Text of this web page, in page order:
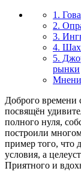
1.
2.
3.
4.
5.
рынки
Доброго времени
посвящён
полного нуля,
построили
пример того, что
условия, а
Приятного и